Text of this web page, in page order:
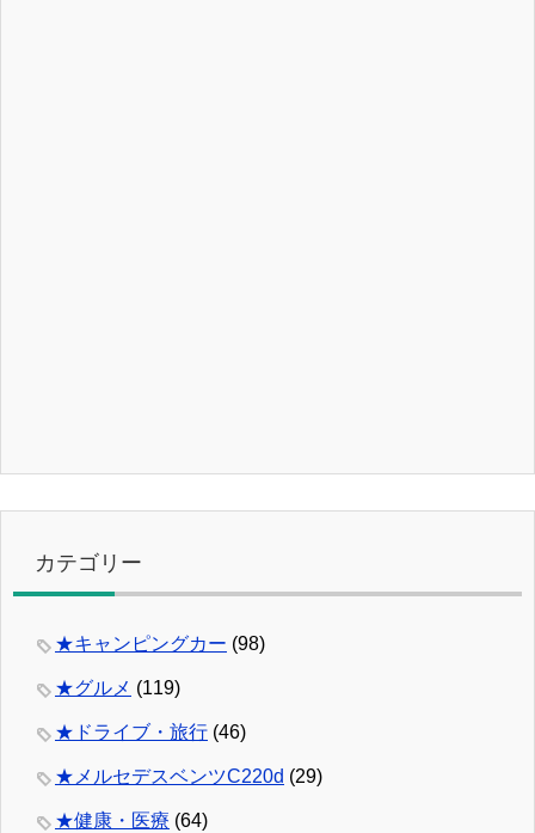
カテゴリー
★キャンピングカー (98)
★グルメ (119)
★ドライブ・旅行 (46)
★メルセデスベンツC220d (29)
★健康・医療 (64)